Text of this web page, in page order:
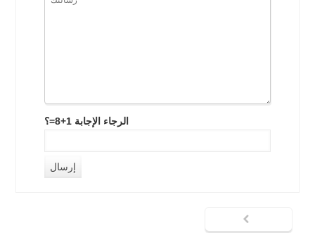
الرجاء الإجابة 1+8=؟